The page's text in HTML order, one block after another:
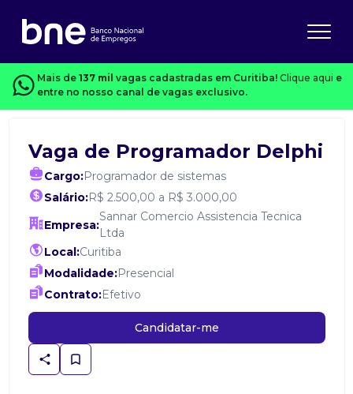
Mais de 137 mil vagas cadastradas em Curitiba! Clique aqui e
entre no nosso canal de vagas exclusivo.
Vaga de Programador Delphi
Cargo:Programador de sistemas
Salário:R$ 2.500,00 a R$ 3.000,00
Empresa:
Sannar Comercio Assistencia Tecnica
Ltda
Local:Curitiba
Modalidade:Presencial
Contrato:Efetivo
Candidatar-me